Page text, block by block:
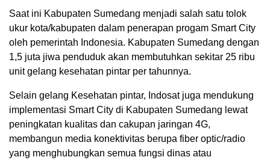
Saat ini Kabupaten Sumedang menjadi salah satu tolok
ukur kota/kabupaten dalam penerapan progam Smart City
oleh pemerintah Indonesia. Kabupaten Sumedang dengan
1,5 juta jiwa penduduk akan membutuhkan sekitar 25 ribu
unit gelang kesehatan pintar per tahunnya.
Selain gelang Kesehatan pintar, Indosat juga mendukung
implementasi Smart City di Kabupaten Sumedang lewat
peningkatan kualitas dan cakupan jaringan 4G,
membangun media konektivitas berupa fiber optic/radio
yang menghubungkan semua fungsi dinas atau